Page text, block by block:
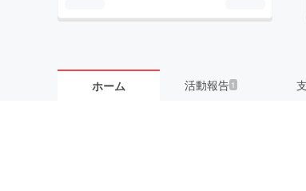
ホーム 活動報告 1